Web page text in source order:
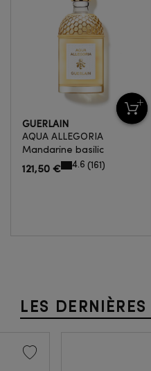
GUERLAIN
AQUA ALLEGORIA
Mandarine basilic
121,50 € 4.6 161
LES